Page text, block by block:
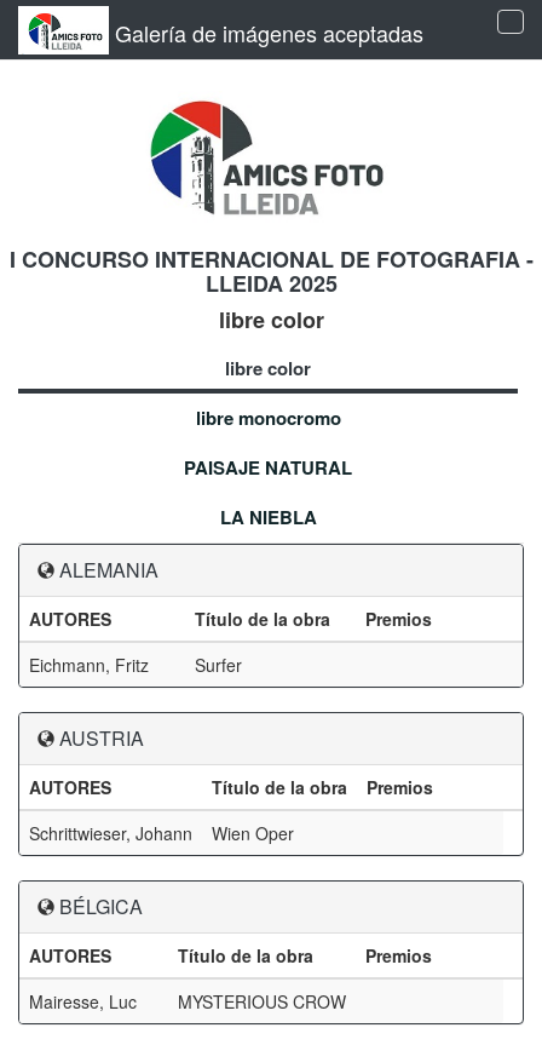
Galería de imágenes aceptadas
I CONCURSO INTERNACIONAL DE FOTOGRAFIA -
LLEIDA 2025
libre color
libre color
libre monocromo
PAISAJE NATURAL
LA NIEBLA
ALEMANIA
AUTORES Título de la obra
Premios
Eichmann, Fritz
Surfer
AUSTRIA
AUTORES Título de la obra
Premios
Schrittwieser, Johann
Wien Oper
BÉLGICA
AUTORES Título de la obra
Premios
Mairesse, Luc
MYSTERIOUS CROW